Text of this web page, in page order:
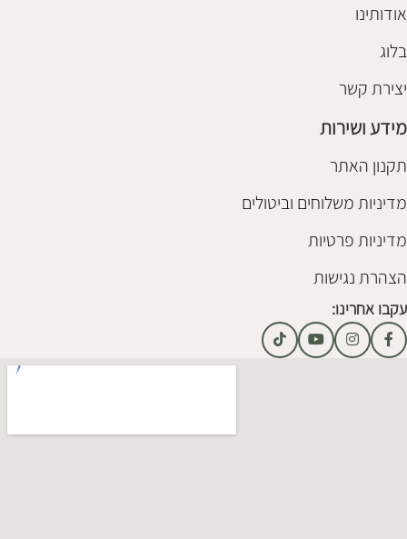
אודותינו
בלוג
יצירת קשר
מידע ושירות
תקנון האתר
מדיניות משלוחים וביטולים
מדיניות פרטיות
הצהרת נגישות
עקבו אחרינו: